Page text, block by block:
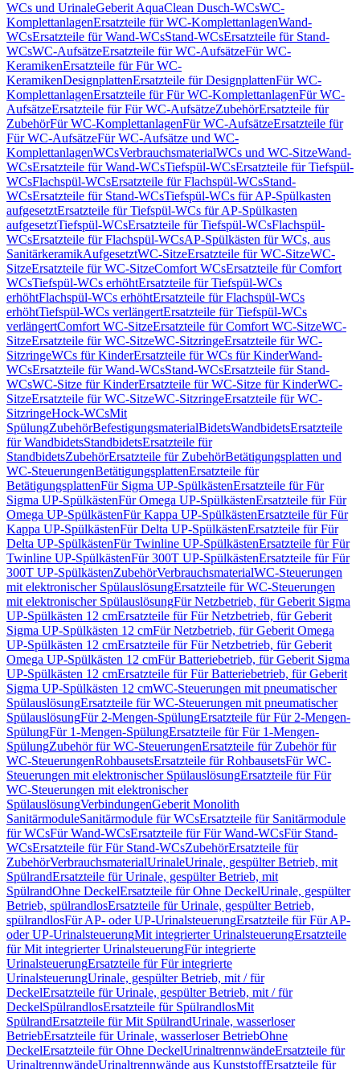
WCs und UrinaleGeberit AquaClean Dusch-WCsWC-
KomplettanlagenErsatzteile für WC-KomplettanlagenWand-
WCsErsatzteile für Wand-WCsStand-WCsErsatzteile für Stand-
WCsWC-AufsätzeErsatzteile für WC-AufsätzeFür WC-
KeramikenErsatzteile für Für WC-
KeramikenDesignplattenErsatzteile für DesignplattenFür WC-
KomplettanlagenErsatzteile für Für WC-KomplettanlagenFür WC-
AufsätzeErsatzteile für Für WC-AufsätzeZubehörErsatzteile für
ZubehörFür WC-KomplettanlagenFür WC-AufsätzeErsatzteile für
Für WC-AufsätzeFür WC-Aufsätze und WC-
KomplettanlagenWCsVerbrauchsmaterialWCs und WC-SitzeWand-
WCsErsatzteile für Wand-WCsTiefspül-WCsErsatzteile für Tiefspül-
WCsFlachspül-WCsErsatzteile für Flachspül-WCsStand-
WCsErsatzteile für Stand-WCsTiefspül-WCs für AP-Spülkasten
aufgesetztErsatzteile für Tiefspül-WCs für AP-Spülkasten
aufgesetztTiefspül-WCsErsatzteile für Tiefspül-WCsFlachspül-
WCsErsatzteile für Flachspül-WCsAP-Spülkästen für WCs, aus
SanitärkeramikAufgesetztWC-SitzeErsatzteile für WC-SitzeWC-
SitzeErsatzteile für WC-SitzeComfort WCsErsatzteile für Comfort
WCsTiefspül-WCs erhöhtErsatzteile für Tiefspül-WCs
erhöhtFlachspül-WCs erhöhtErsatzteile für Flachspül-WCs
erhöhtTiefspül-WCs verlängertErsatzteile für Tiefspül-WCs
verlängertComfort WC-SitzeErsatzteile für Comfort WC-SitzeWC-
SitzeErsatzteile für WC-SitzeWC-SitzringeErsatzteile für WC-
SitzringeWCs für KinderErsatzteile für WCs für KinderWand-
WCsErsatzteile für Wand-WCsStand-WCsErsatzteile für Stand-
WCsWC-Sitze für KinderErsatzteile für WC-Sitze für KinderWC-
SitzeErsatzteile für WC-SitzeWC-SitzringeErsatzteile für WC-
SitzringeHock-WCsMit
SpülungZubehörBefestigungsmaterialBidetsWandbidetsErsatzteile
für WandbidetsStandbidetsErsatzteile für
StandbidetsZubehörErsatzteile für ZubehörBetätigungsplatten und
WC-SteuerungenBetätigungsplattenErsatzteile für
BetätigungsplattenFür Sigma UP-SpülkästenErsatzteile für Für
Sigma UP-SpülkästenFür Omega UP-SpülkästenErsatzteile für Für
Omega UP-SpülkästenFür Kappa UP-SpülkästenErsatzteile für Für
Kappa UP-SpülkästenFür Delta UP-SpülkästenErsatzteile für Für
Delta UP-SpülkästenFür Twinline UP-SpülkästenErsatzteile für Für
Twinline UP-SpülkästenFür 300T UP-SpülkästenErsatzteile für Für
300T UP-SpülkästenZubehörVerbrauchsmaterialWC-Steuerungen
mit elektronischer SpülauslösungErsatzteile für WC-Steuerungen
mit elektronischer SpülauslösungFür Netzbetrieb, für Geberit Sigma
UP-Spülkästen 12 cmErsatzteile für Für Netzbetrieb, für Geberit
Sigma UP-Spülkästen 12 cmFür Netzbetrieb, für Geberit Omega
UP-Spülkästen 12 cmErsatzteile für Für Netzbetrieb, für Geberit
Omega UP-Spülkästen 12 cmFür Batteriebetrieb, für Geberit Sigma
UP-Spülkästen 12 cmErsatzteile für Für Batteriebetrieb, für Geberit
Sigma UP-Spülkästen 12 cmWC-Steuerungen mit pneumatischer
SpülauslösungErsatzteile für WC-Steuerungen mit pneumatischer
SpülauslösungFür 2-Mengen-SpülungErsatzteile für Für 2-Mengen-
SpülungFür 1-Mengen-SpülungErsatzteile für Für 1-Mengen-
SpülungZubehör für WC-SteuerungenErsatzteile für Zubehör für
WC-SteuerungenRohbausetsErsatzteile für RohbausetsFür WC-
Steuerungen mit elektronischer SpülauslösungErsatzteile für Für
WC-Steuerungen mit elektronischer
SpülauslösungVerbindungenGeberit Monolith
SanitärmoduleSanitärmodule für WCsErsatzteile für Sanitärmodule
für WCsFür Wand-WCsErsatzteile für Für Wand-WCsFür Stand-
WCsErsatzteile für Für Stand-WCsZubehörErsatzteile für
ZubehörVerbrauchsmaterialUrinaleUrinale, gespülter Betrieb, mit
SpülrandErsatzteile für Urinale, gespülter Betrieb, mit
SpülrandOhne DeckelErsatzteile für Ohne DeckelUrinale, gespülter
Betrieb, spülrandlosErsatzteile für Urinale, gespülter Betrieb,
spülrandlosFür AP- oder UP-UrinalsteuerungErsatzteile für Für AP-
oder UP-UrinalsteuerungMit integrierter UrinalsteuerungErsatzteile
für Mit integrierter UrinalsteuerungFür integrierte
UrinalsteuerungErsatzteile für Für integrierte
UrinalsteuerungUrinale, gespülter Betrieb, mit / für
DeckelErsatzteile für Urinale, gespülter Betrieb, mit / für
DeckelSpülrandlosErsatzteile für SpülrandlosMit
SpülrandErsatzteile für Mit SpülrandUrinale, wasserloser
BetriebErsatzteile für Urinale, wasserloser BetriebOhne
DeckelErsatzteile für Ohne DeckelUrinaltrennwändeErsatzteile für
UrinaltrennwändeUrinaltrennwände aus KunststoffErsatzteile für